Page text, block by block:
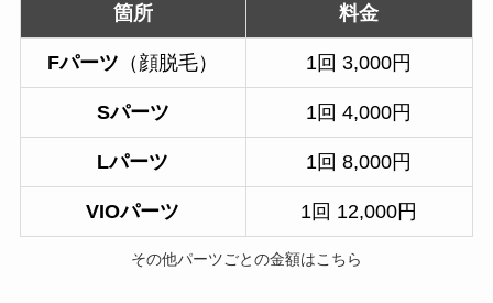
箇所 料金
Fパーツ （顔脱毛） 1回 3,000円
Sパーツ 1回 4,000円
Lパーツ 1回 8,000円
VIOパーツ 1回 12,000円
その他パーツごとの金額はこちら